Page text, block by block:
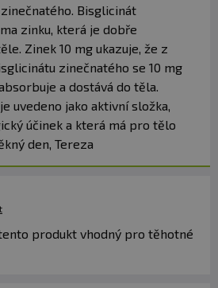
Bisglicinát
zinku, která je dobře
Zinek 10 mg ukazuje, že z
zinečnatého se 10 mg
a dostává do těla.
uvedeno jako aktivní složka,
účinek a která má pro tělo
den, Tereza
produkt vhodný pro těhotné